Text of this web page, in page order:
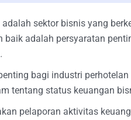
sektor bisnis yang
baik adalah persyaratan
bagi industri
tentang status keuangan
pelaporan aktivitas